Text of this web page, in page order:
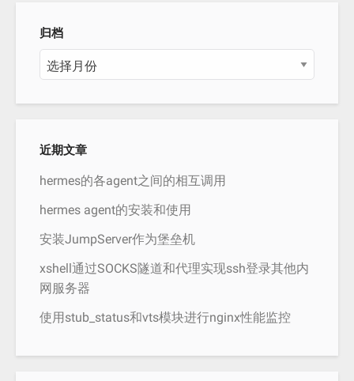
归档
归
档
近期文章
hermes的各agent之间的相互调用
hermes agent的安装和使用
安装JumpServer作为堡垒机
xshell通过SOCKS隧道和代理实现ssh登录其他内
网服务器
使用stub_status和vts模块进行nginx性能监控